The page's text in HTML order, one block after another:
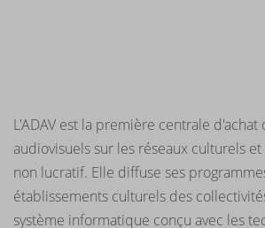
L'ADAV est la première centrale d'achat
audiovisuels sur les réseaux culturels
non lucratif. Elle diffuse ses
établissements culturels des
système informatique conçu avec les